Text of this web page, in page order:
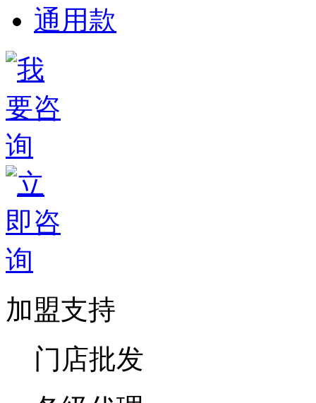
通用款
加盟支持
门店批发